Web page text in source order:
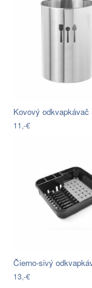
11,-€
13,-€